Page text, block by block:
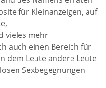
für Kleinanzeigen, auf
vieles mehr
auch einen Bereich für
dem Leute andere Leute
Sexbegegnungen